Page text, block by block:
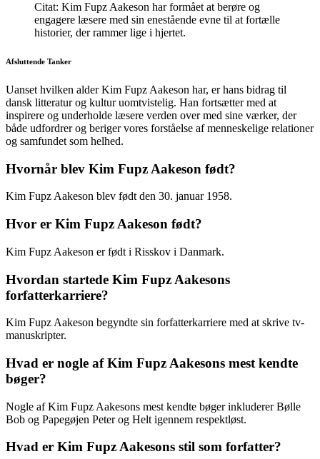
Citat: Kim Fupz Aakeson har formået at berøre og
engagere læsere med sin enestående evne til at fortælle
historier, der rammer lige i hjertet.
Afsluttende Tanker
Uanset hvilken alder Kim Fupz Aakeson har, er hans bidrag til
dansk litteratur og kultur uomtvistelig. Han fortsætter med at
inspirere og underholde læsere verden over med sine værker, der
både udfordrer og beriger vores forståelse af menneskelige relationer
og samfundet som helhed.
Hvornår blev Kim Fupz Aakeson født?
Kim Fupz Aakeson blev født den 30. januar 1958.
Hvor er Kim Fupz Aakeson født?
Kim Fupz Aakeson er født i Risskov i Danmark.
Hvordan startede Kim Fupz Aakesons
forfatterkarriere?
Kim Fupz Aakeson begyndte sin forfatterkarriere med at skrive tv-
manuskripter.
Hvad er nogle af Kim Fupz Aakesons mest kendte
bøger?
Nogle af Kim Fupz Aakesons mest kendte bøger inkluderer Bølle
Bob og Papegøjen Peter og Helt igennem respektløst.
Hvad er Kim Fupz Aakesons stil som forfatter?